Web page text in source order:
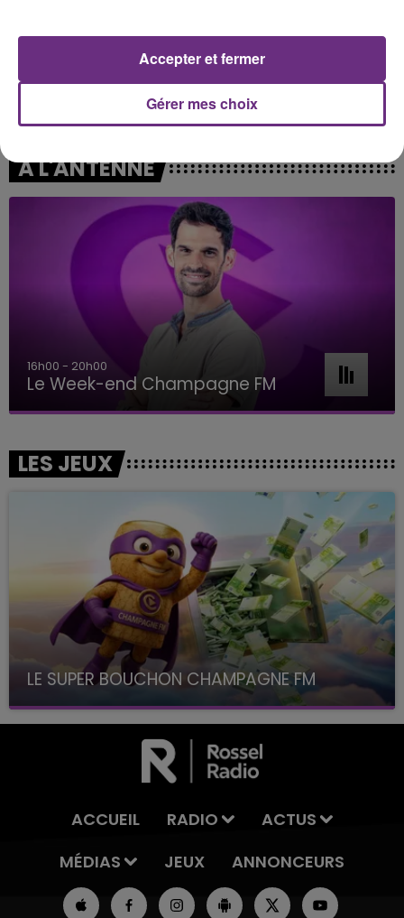
Carry You Home
A L'ANTENNE
16h00 - 20h00
Le Week-end Champagne FM
LES JEUX
LE SUPER BOUCHON CHAMPAGNE FM
avec La Famille Champagne FM, à 8H10
ACCUEIL RADIO
ACTUS
MÉDIAS
JEUX ANNONCEURS
Gérer mes choix
Accepter et fermer